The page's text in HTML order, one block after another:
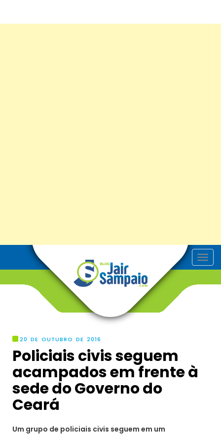
T
o
20 DE OUTUBRO DE 2016
Policiais civis seguem
acampados em frente à
sede do Governo do
Ceará
Um grupo de policiais civis seguem em um